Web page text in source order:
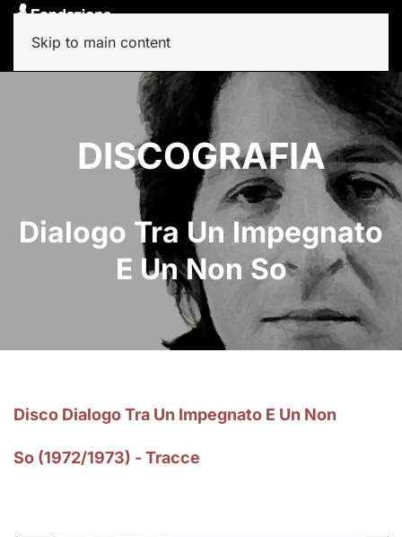
Skip to main content
DISCOGRAFIA
Dialogo Tra Un Impegnato
E Un Non So
Disco Dialogo Tra Un Impegnato E Un Non
So (1972/1973) - Tracce